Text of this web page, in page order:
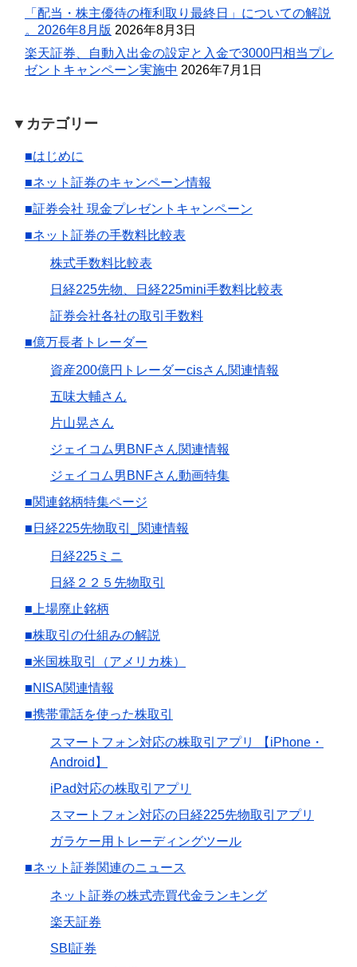
「配当・株主優待の権利取り最終日」についての解説
。2026年8月版 2026年8月3日
楽天証券、自動入出金の設定と入金で3000円相当プレ
ゼントキャンペーン実施中 2026年7月1日
▼カテゴリー
■はじめに
■ネット証券のキャンペーン情報
■証券会社 現金プレゼントキャンペーン
■ネット証券の手数料比較表
株式手数料比較表
日経225先物、日経225mini手数料比較表
証券会社各社の取引手数料
■億万長者トレーダー
資産200億円トレーダーcisさん関連情報
五味大輔さん
片山晃さん
ジェイコム男BNFさん関連情報
ジェイコム男BNFさん動画特集
■関連銘柄特集ページ
■日経225先物取引_関連情報
日経225ミニ
日経２２５先物取引
■上場廃止銘柄
■株取引の仕組みの解説
■米国株取引（アメリカ株）
■NISA関連情報
■携帯電話を使った株取引
スマートフォン対応の株取引アプリ 【iPhone・
Android】
iPad対応の株取引アプリ
スマートフォン対応の日経225先物取引アプリ
ガラケー用トレーディングツール
■ネット証券関連のニュース
ネット証券の株式売買代金ランキング
楽天証券
SBI証券